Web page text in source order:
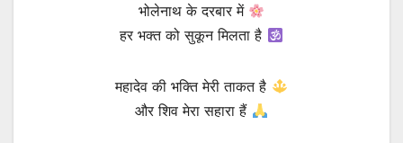
भोलेनाथ के दरबार में
हर भक्त को सुकून मिलता है
महादेव की भक्ति मेरी ताकत है
और शिव मेरा सहारा हैं